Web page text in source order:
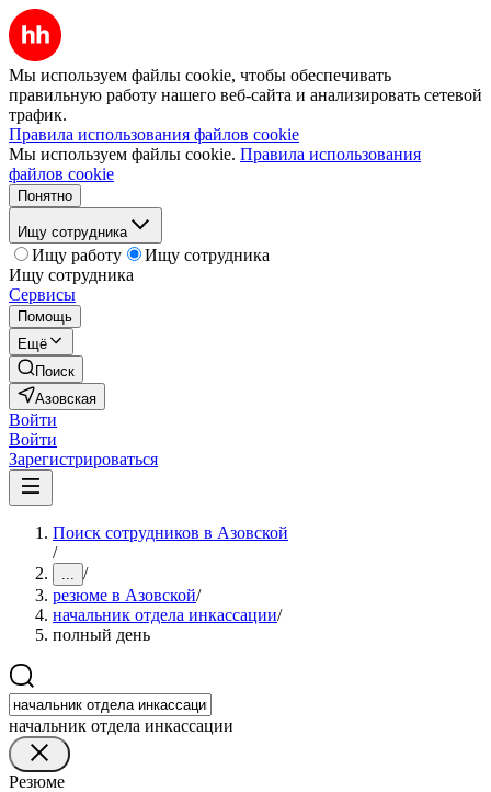
Мы используем файлы cookie, чтобы обеспечивать
правильную работу нашего веб-сайта и анализировать сетевой
трафик.
Правила использования файлов cookie
Мы используем файлы cookie. Правила использования
файлов cookie
Понятно
Ищу сотрудника
Ищу работу
Ищу сотрудника
Ищу сотрудника
Сервисы
Помощь
Ещё
Поиск
Азовская
Войти
Войти
Зарегистрироваться
Поиск сотрудников в Азовской
/
... /
резюме в Азовской/
начальник отдела инкассации/
полный день
начальник отдела инкассации
Резюме